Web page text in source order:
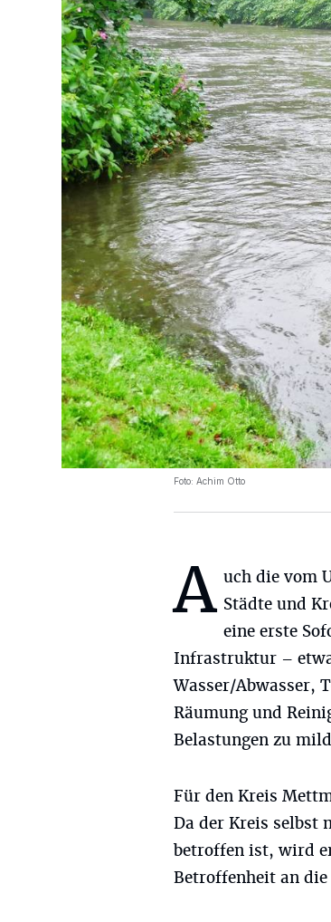
Foto: Achim Otto
A uch die vom
Städte und
eine erste
Infrastruktur –
Wasser/Abwasser,
Räumung und
Belastungen zu
Für den Kreis
Da der Kreis selbst
betroffen ist, wird
Betroffenheit an